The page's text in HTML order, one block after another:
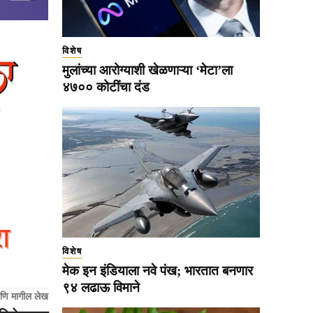
मागील लेख
विशेष
मुलांच्या आरोग्याशी खेळणाऱ्या ‘मेटा’ला
४७०० कोटींचा दंड
विशेष
मेक इन इंडियाला नवे पंख; भारतात बनणार
९४ लढाऊ विमाने